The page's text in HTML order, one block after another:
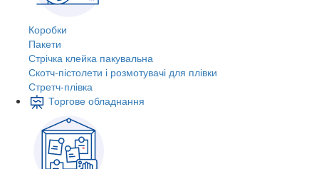
Коробки
Пакети
Стрічка клейка пакувальна
Скотч-пістолети і розмотувачі для плівки
Стретч-плівка
Торгове обладнання